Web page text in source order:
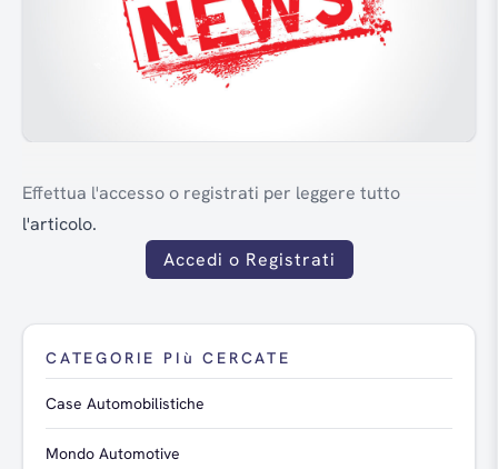
Effettua l'accesso o registrati per leggere tutto
l'articolo.
Accedi o Registrati
CATEGORIE PIù CERCATE
Case Automobilistiche
Mondo Automotive